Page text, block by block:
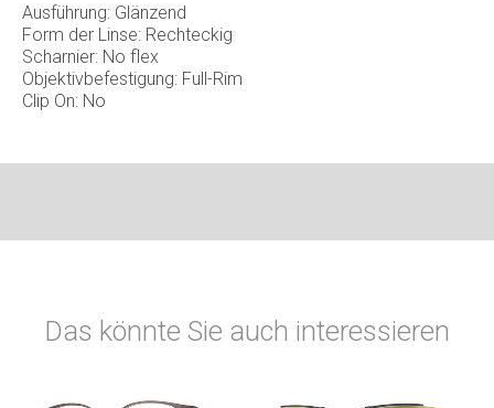
Ausführung: Glänzend
Form der Linse: Rechteckig
Scharnier: No flex
Objektivbefestigung: Full-Rim
Clip On: No
Das könnte Sie auch interessieren